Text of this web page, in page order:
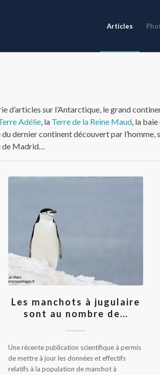
Articles
d’articles sur l’Antarctique, le grand
Adélie, la Terre de la Reine Maud, la
dernier continent découvert par
de Madrid…
Les manchots à jugulaire
sont au nombre de…
Une récente publication scientifique à permis
de mettre à jour les données et effectifs
relatifs à la population de manchot à